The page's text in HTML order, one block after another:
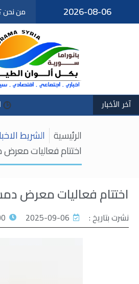
تخطى
2026-08-06 من نحن
آخر الأخبار الرئيس
الرئيسية الشريط
اختتام فعاليات معرض دمشق الدولي: 2 مليون
اختتام فعاليات معرض دمشق الدولي: 2 مليون زائر
نشرت بتاريخ : 2025-09-06